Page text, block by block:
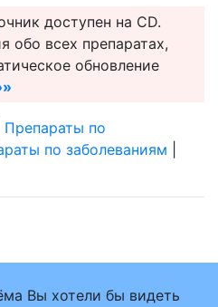
доступен на CD.
обо всех препаратах,
обновление
Препараты по
по заболеваниям
Вы хотели бы видеть